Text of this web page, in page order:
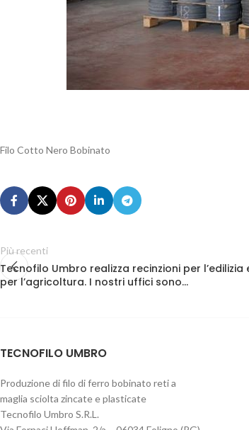
Filo Cotto Nero Bobinato
Più recenti
Tecnofilo Umbro realizza recinzioni per
per l’agricoltura. I nostri uffici sono…
TECNOFILO UMBRO
Produzione di filo di ferro bobinato reti a
maglia sciolta zincate e plasticate
Tecnofilo Umbro S.R.L.